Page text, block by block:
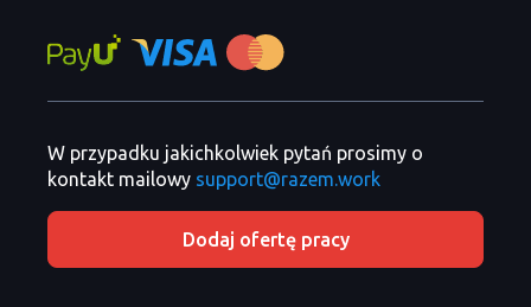
W przypadku jakichkolwiek pytań prosimy o
kontakt mailowy support@razem.work
Dodaj ofertę pracy